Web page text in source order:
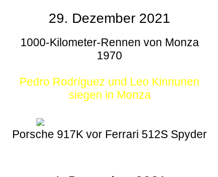
29. Dezember 2021
1000-Kilometer-Rennen von Monza
1970
Pedro Rodríguez und Leo Kinnunen
siegen in Monza
Porsche 917K vor Ferrari 512S Spyder